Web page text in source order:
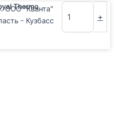
ООО "Кванта"
- Кузбасс
Thermo
+